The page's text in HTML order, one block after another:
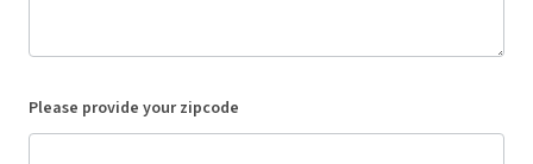
Please provide your zipcode